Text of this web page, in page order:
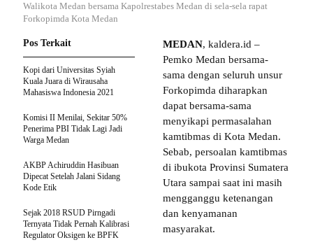
Walikota Medan bersama Kapolrestabes Medan di sela-sela rapat
Forkopimda Kota Medan
MEDAN, kaldera.id –
Pemko Medan bersama-
sama dengan seluruh unsur
Forkopimda diharapkan
dapat bersama-sama
menyikapi permasalahan
kamtibmas di Kota Medan.
Sebab, persoalan kamtibmas
di ibukota Provinsi Sumatera
Utara sampai saat ini masih
mengganggu ketenangan
dan kenyamanan
masyarakat.
Pos Terkait
Kopi dari Universitas Syiah
Kuala Juara di Wirausaha
Mahasiswa Indonesia 2021
Komisi II Menilai, Sekitar 50%
Penerima PBI Tidak Lagi Jadi
Warga Medan
AKBP Achiruddin Hasibuan
Dipecat Setelah Jalani Sidang
Kode Etik
Sejak 2018 RSUD Pirngadi
Ternyata Tidak Pernah Kalibrasi
Regulator Oksigen ke BPFK